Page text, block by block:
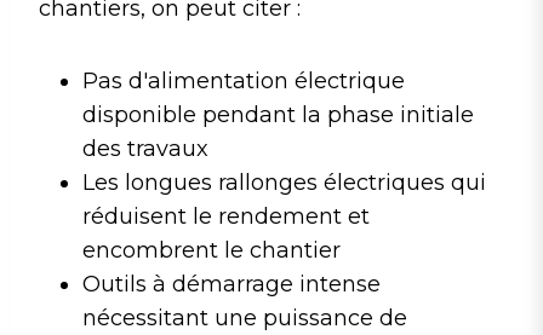
chantiers, on peut citer :
Pas d'alimentation électrique
disponible pendant la phase initiale
des travaux
Les longues rallonges électriques qui
réduisent le rendement et
encombrent le chantier
Outils à démarrage intense
nécessitant une puissance de